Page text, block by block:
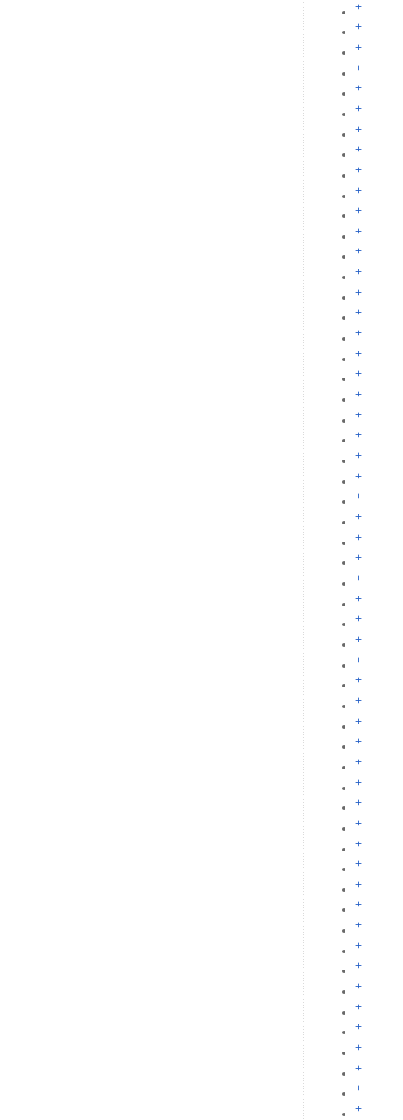
+
+
+
+
+
+
+
+
+
+
+
+
+
+
+
+
+
+
+
+
+
+
+
+
+
+
+
+
+
+
+
+
+
+
+
+
+
+
+
+
+
+
+
+
+
+
+
+
+
+
+
+
+
+
+